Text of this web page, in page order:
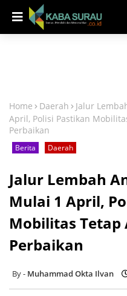
Home Daerah
Jalur
April, Polisi Pastikan
Perbaikan
Berita Daerah
Jalur Lembah
Mulai 1 April,
Mobilitas Tetap
Perbaikan
Muhammad Okta Ilvan